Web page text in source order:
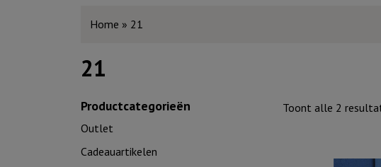
Home » 21
21
Productcategorieën
Outlet
Cadeauartikelen
Toont alle 2